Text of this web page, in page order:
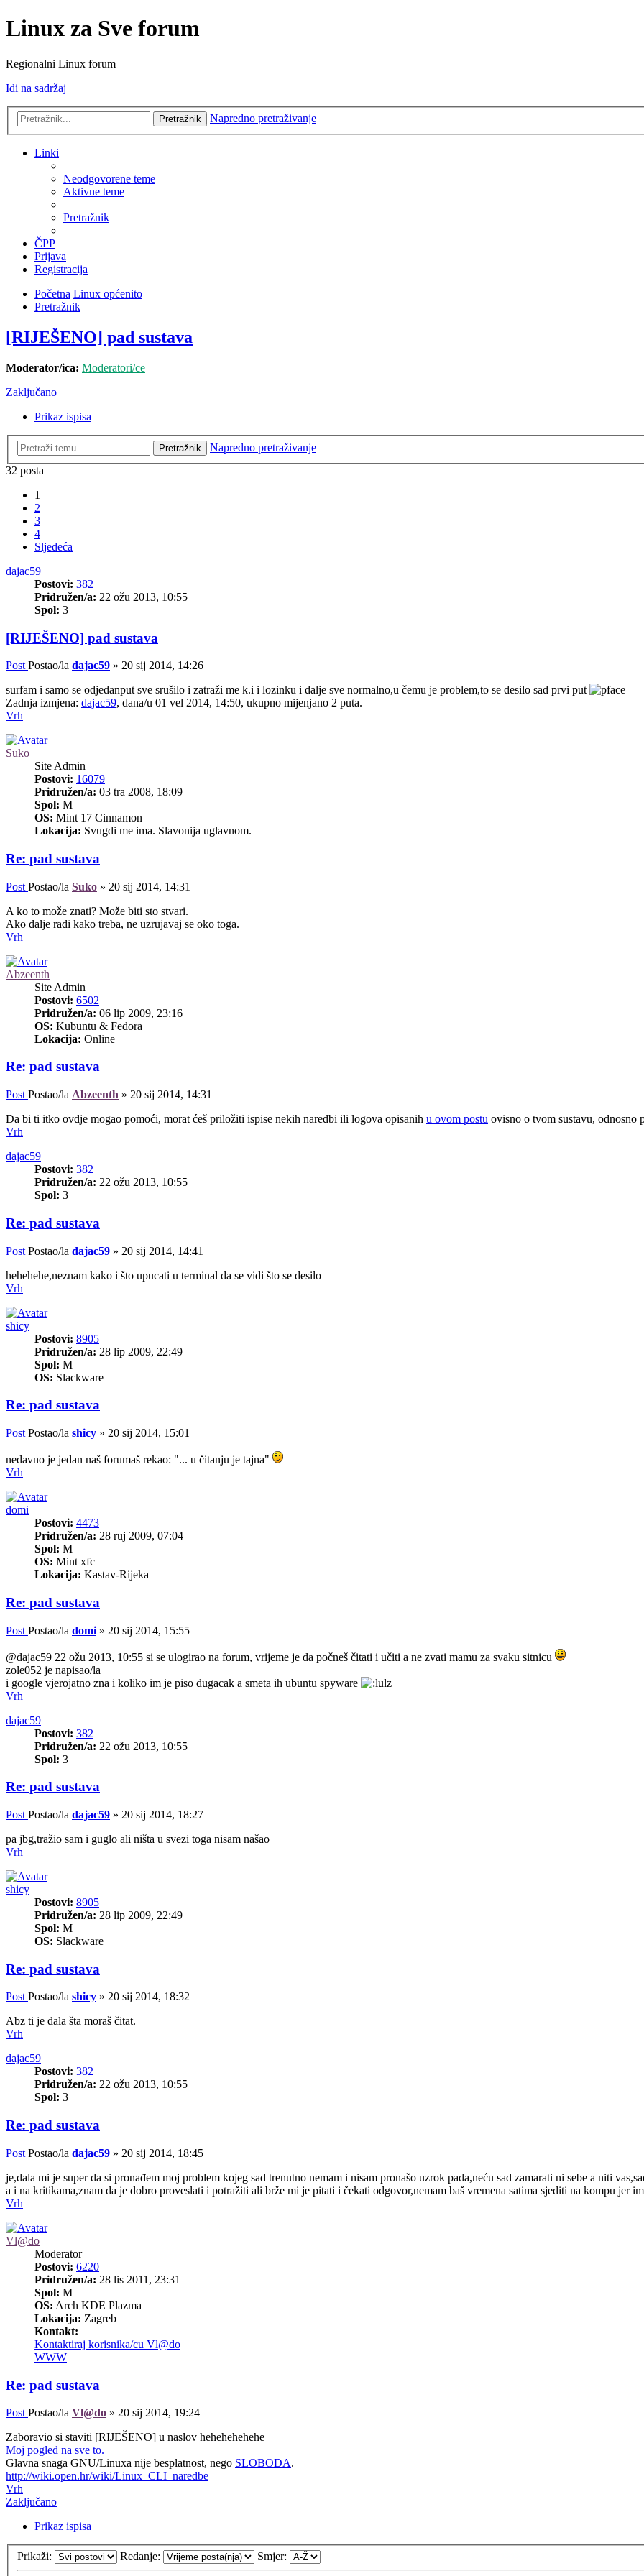
Linux za Sve forum
Regionalni Linux forum
Idi na sadržaj
Pretražnik Napredno pretraživanje
Linki
Neodgovorene teme
Aktivne teme
Pretražnik
ČPP
Prijava
Registracija
Početna Linux općenito
Pretražnik
[RIJEŠENO] pad sustava
Moderator/ica: Moderatori/ce
Zaključano
Prikaz ispisa
Pretražnik
Napredno pretraživanje
32 posta
1
2
3
4
Sljedeća
dajac59
Postovi: 382
Pridružen/a: 22 ožu 2013, 10:55
Spol: 3
[RIJEŠENO] pad sustava
Post Postao/la dajac59 » 20 sij 2014, 14:26
surfam i samo se odjedanput sve srušilo i zatraži me k.i i lozinku i dalje sve normalno,u čemu je problem,to se desilo sad prvi put
Zadnja izmjena: dajac59, dana/u 01 vel 2014, 14:50, ukupno mijenjano 2 puta.
Vrh
Suko
Site Admin
Postovi: 16079
Pridružen/a: 03 tra 2008, 18:09
Spol: M
OS: Mint 17 Cinnamon
Lokacija: Svugdi me ima. Slavonija uglavnom.
Re: pad sustava
Post Postao/la Suko » 20 sij 2014, 14:31
A ko to može znati? Može biti sto stvari.
Ako dalje radi kako treba, ne uzrujavaj se oko toga.
Vrh
Abzeenth
Site Admin
Postovi: 6502
Pridružen/a: 06 lip 2009, 23:16
OS: Kubuntu & Fedora
Lokacija: Online
Re: pad sustava
Post Postao/la Abzeenth » 20 sij 2014, 14:31
Da bi ti itko ovdje mogao pomoći, morat ćeš priložiti ispise nekih naredbi ili logova opisanih u ovom postu ovisno o tvom sustavu, odnosno
Vrh
dajac59
Postovi: 382
Pridružen/a: 22 ožu 2013, 10:55
Spol: 3
Re: pad sustava
Post Postao/la dajac59 » 20 sij 2014, 14:41
hehehehe,neznam kako i što upucati u terminal da se vidi što se desilo
Vrh
shicy
Postovi: 8905
Pridružen/a: 28 lip 2009, 22:49
Spol: M
OS: Slackware
Re: pad sustava
Post Postao/la shicy » 20 sij 2014, 15:01
nedavno je jedan naš forumaš rekao: "... u čitanju je tajna"
Vrh
domi
Postovi: 4473
Pridružen/a: 28 ruj 2009, 07:04
Spol: M
OS: Mint xfc
Lokacija: Kastav-Rijeka
Re: pad sustava
Post Postao/la domi » 20 sij 2014, 15:55
@dajac59 22 ožu 2013, 10:55 si se ulogirao na forum, vrijeme je da počneš čitati i učiti a ne zvati mamu za svaku sitnicu
zole052 je napisao/la
i google vjerojatno zna i koliko im je piso dugacak a smeta ih ubuntu spyware
Vrh
dajac59
Postovi: 382
Pridružen/a: 22 ožu 2013, 10:55
Spol: 3
Re: pad sustava
Post Postao/la dajac59 » 20 sij 2014, 18:27
pa jbg,tražio sam i guglo ali ništa u svezi toga nisam našao
Vrh
shicy
Postovi: 8905
Pridružen/a: 28 lip 2009, 22:49
Spol: M
OS: Slackware
Re: pad sustava
Post Postao/la shicy » 20 sij 2014, 18:32
Abz ti je dala šta moraš čitat.
Vrh
dajac59
Postovi: 382
Pridružen/a: 22 ožu 2013, 10:55
Spol: 3
Re: pad sustava
Post Postao/la dajac59 » 20 sij 2014, 18:45
je,dala mi je super da si pronađem moj problem kojeg sad trenutno nemam i nisam pronašo uzrok pada,neću sad zamarati ni sebe a niti
a i na kritikama,znam da je dobro proveslati i potražiti ali brže mi je pitati i čekati odgovor,nemam baš vremena satima sjediti na kompu jer
Vrh
Vl@do
Moderator
Postovi: 6220
Pridružen/a: 28 lis 2011, 23:31
Spol: M
OS: Arch KDE Plazma
Lokacija: Zagreb
Kontakt:
Kontaktiraj korisnika/cu Vl@do
WWW
Re: pad sustava
Post Postao/la Vl@do » 20 sij 2014, 19:24
Zaboravio si staviti [RIJEŠENO] u naslov hehehehehehe
Moj pogled na sve to.
Glavna snaga GNU/Linuxa nije besplatnost, nego SLOBODA.
http://wiki.open.hr/wiki/Linux_CLI_naredbe
Vrh
Zaključano
Prikaz ispisa
Prikaži: Redanje: Smjer: